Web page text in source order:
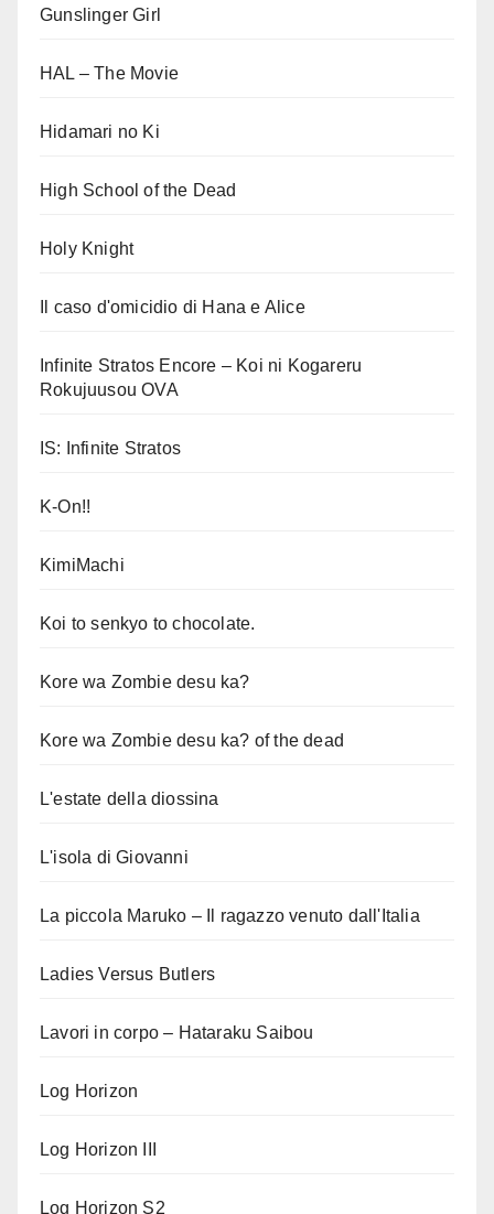
Gunslinger Girl
HAL – The Movie
Hidamari no Ki
High School of the Dead
Holy Knight
Il caso d'omicidio di Hana e Alice
Infinite Stratos Encore – Koi ni Kogareru
Rokujuusou OVA
IS: Infinite Stratos
K-On!!
KimiMachi
Koi to senkyo to chocolate.
Kore wa Zombie desu ka?
Kore wa Zombie desu ka? of the dead
L'estate della diossina
L'isola di Giovanni
La piccola Maruko – Il ragazzo venuto dall'Italia
Ladies Versus Butlers
Lavori in corpo – Hataraku Saibou
Log Horizon
Log Horizon III
Log Horizon S2